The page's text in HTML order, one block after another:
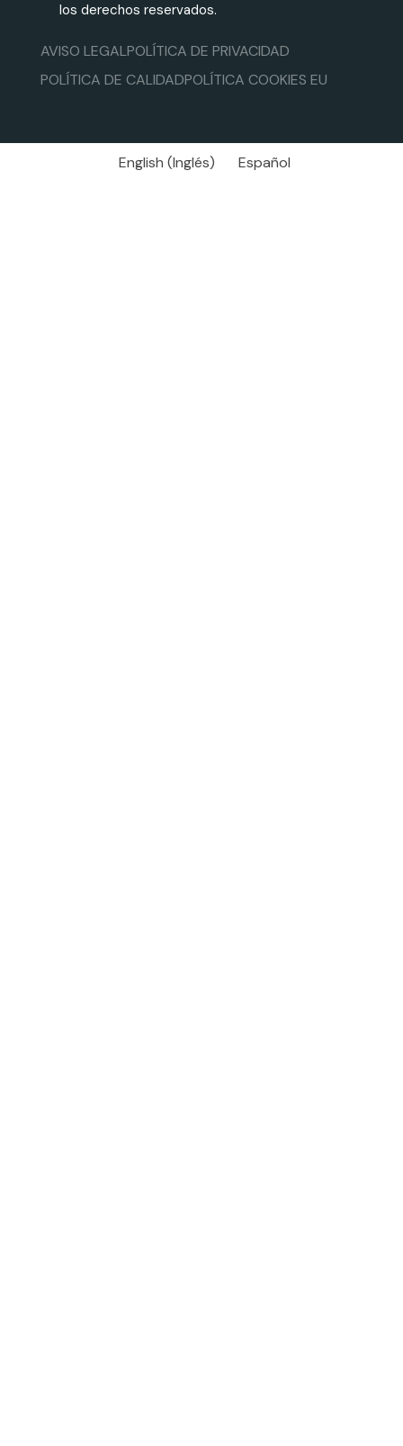
los derechos reservados.
AVISO LEGALPOLÍTICA DE PRIVACIDAD
POLÍTICA DE CALIDADPOLÍTICA COOKIES EU
English (Inglés) Español